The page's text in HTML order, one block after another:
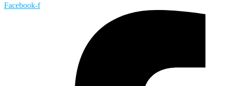
Facebook-f